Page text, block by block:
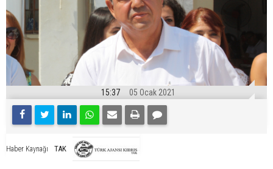
15:37 05 Ocak 2021
Haber Kaynağı TAK